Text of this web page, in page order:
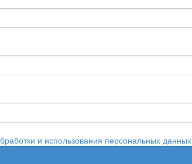
и использования персональных данных